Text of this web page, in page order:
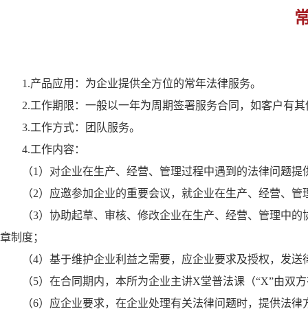
1.产品应用：为企业提供全方位的常年法律服务。
2.工作期限：一般以一年为周期签署服务合同，如客户有
3.工作方式：团队服务。
4.工作内容：
（1）对企业在生产、经营、管理过程中遇到的法律问题
（2）应邀参加企业的重要会议，就企业在生产、经营、
（3）协助起草、审核、修改企业在生产、经营、管理中
章制度；
（4）基于维护企业利益之需要，应企业要求及授权，发
（5）在合同期内，本所为企业主讲X堂普法课（“X”由
（6）应企业要求，在企业处理有关法律问题时，提供法